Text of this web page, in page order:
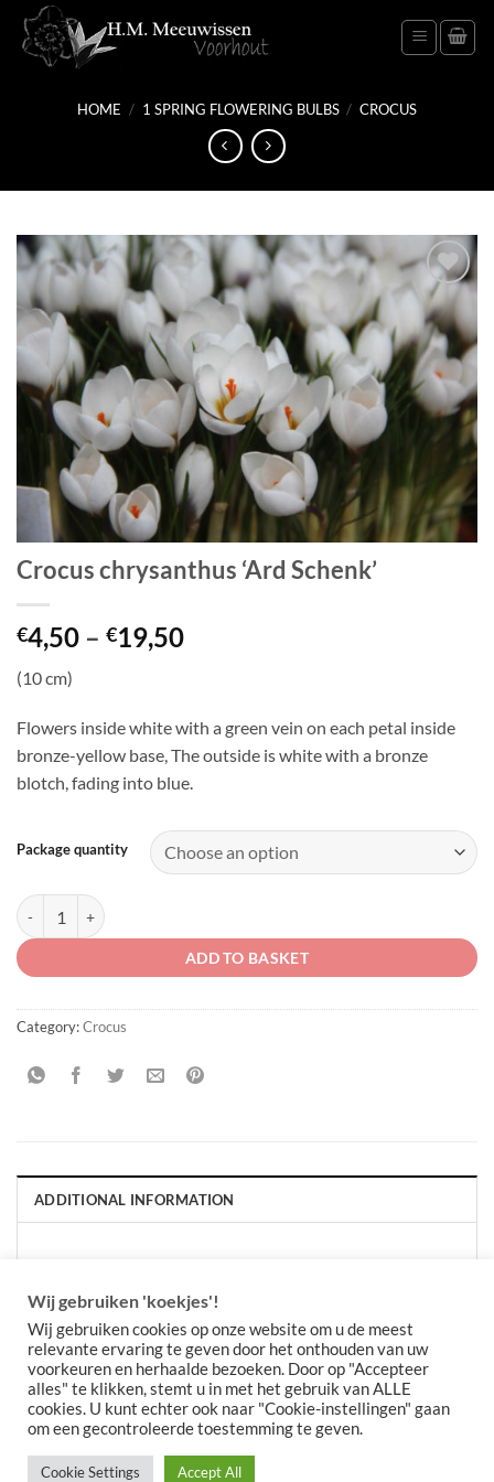
Skip
content
HOME / 1 SPRING FLOWERING BULBS / CROCUS
Add
to
wish
list
Crocus chrysanthus ‘Ard Schenk’
€4,50 – €19,50Price
through
€19,50
(10 cm)
Flowers inside white with a green vein on each petal inside
bronze-yellow base, The outside is white with a bronze
blotch, fading into blue.
Package quantity
Crocus chrysanthus 'Ard Schenk' quantity
ADD TO BASKET
Category:Crocus
ADDITIONAL INFORMATION
Wij gebruiken 'koekjes'!
Wij gebruiken cookies op onze website om u de meest
relevante ervaring te geven door het onthouden van uw
voorkeuren en herhaalde bezoeken. Door op "Accepteer
alles" te klikken, stemt u in met het gebruik van ALLE
cookies. U kunt echter ook naar "Cookie-instellingen" gaan
om een gecontroleerde toestemming te geven.
Cookie Settings Accept All